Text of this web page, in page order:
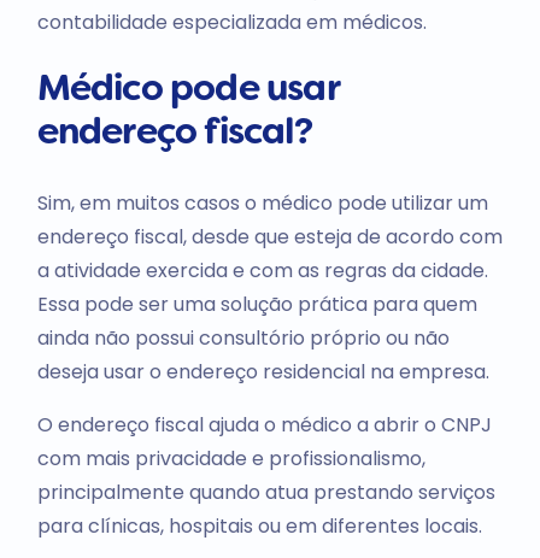
contabilidade especializada em médicos.
Médico pode usar
endereço fiscal?
Sim, em muitos casos o médico pode utilizar um
endereço fiscal, desde que esteja de acordo com
a atividade exercida e com as regras da cidade.
Essa pode ser uma solução prática para quem
ainda não possui consultório próprio ou não
deseja usar o endereço residencial na empresa.
O endereço fiscal ajuda o médico a abrir o CNPJ
com mais privacidade e profissionalismo,
principalmente quando atua prestando serviços
para clínicas, hospitais ou em diferentes locais.